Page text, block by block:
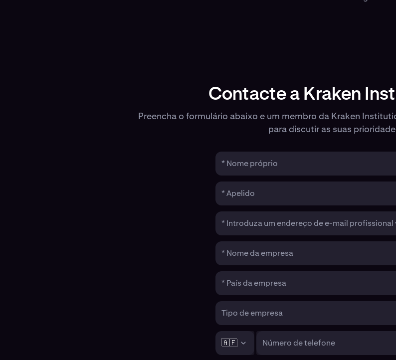
Contacte a Kraken
Preencha o formulário abaixo e um membro da Kraken
para discutir as suas
* Nome próprio
* Apelido
* Introduza um endereço de e-mail profissional
* Nome da empresa
* País da empresa
Tipo de empresa
🇦🇫 Número de telefone